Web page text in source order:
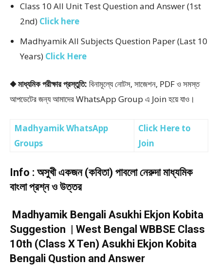
Class 10 All Unit Test Question and Answer (1st
2nd) Click here
Madhyamik All Subjects Question Paper (Last 10
Years) Click Here
◆ মাধ্যমিক পরীক্ষার প্রস্তুতি: বিনামূল্যে নোটস, সাজেশন, PDF ও সমস্ত
আপডেটের জন্য আমাদের WhatsApp Group এ Join হয়ে যাও।
Madhyamik WhatsApp
Groups
Click Here to
Join
Info : অসুখী একজন (কবিতা) পাবলো নেরুদা মাধ্যমিক
বাংলা প্রশ্ন ও উত্তর
Madhyamik Bengali Asukhi Ekjon Kobita
Suggestion | West Bengal WBBSE Class
10th (Class X Ten) Asukhi Ekjon Kobita
Bengali Qustion and Answer